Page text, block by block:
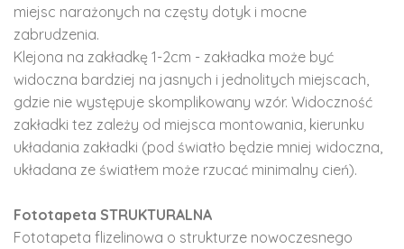
miejsc narażonych na częsty dotyk i mocne
zabrudzenia.
Klejona na zakładkę 1-2cm - zakładka może być
widoczna bardziej na jasnych i jednolitych miejscach,
gdzie nie występuje skomplikowany wzór. Widoczność
zakładki tez zależy od miejsca montowania, kierunku
układania zakładki (pod światło będzie mniej widoczna,
układana ze światłem może rzucać minimalny cień).
Fototapeta STRUKTURALNA
Fototapeta flizelinowa o strukturze nowoczesnego